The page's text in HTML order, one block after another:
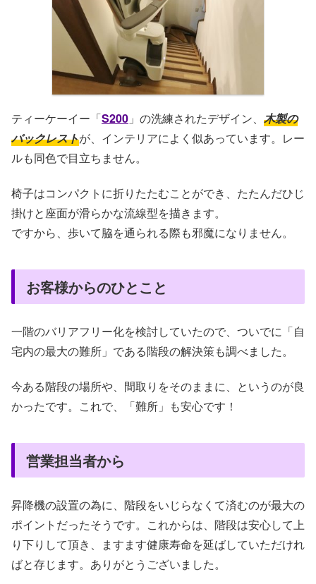
ティーケーイー「S200 」の洗練されたデザイン、 木製の
バックレストが、インテリアによく似あっています。レー
ルも同色で目立ちません。
椅子はコンパクトに折りたたむことができ、たたんだひじ
掛けと座面が滑らかな流線型を描きます。
ですから、歩いて脇を通られる際も邪魔になりません。
お客様からのひとこと
一階のバリアフリー化を検討していたので、ついでに「自
宅内の最大の難所」である階段の解決策も調べました。
今ある階段の場所や、間取りをそのままに、というのが良
かったです。これで、「難所」も安心です！
営業担当者から
昇降機の設置の為に、階段をいじらなくて済むのが最大の
ポイントだったそうです。これからは、階段は安心して上
り下りして頂き、ますます健康寿命を延ばしていただけれ
ばと存じます。ありがとうございました。